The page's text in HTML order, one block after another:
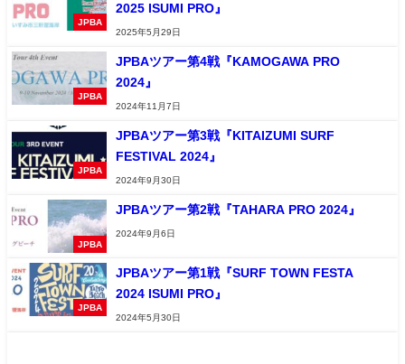
JPBA
2025 ISUMI PRO』
2025年5月29日
JPBA
JPBAツアー第4戦『KAMOGAWA PRO
2024』
2024年11月7日
JPBA
JPBAツアー第3戦『KITAIZUMI SURF
FESTIVAL 2024』
2024年9月30日
JPBA
JPBAツアー第2戦『TAHARA PRO 2024』
2024年9月6日
JPBA
JPBAツアー第1戦『SURF TOWN FESTA
2024 ISUMI PRO』
2024年5月30日